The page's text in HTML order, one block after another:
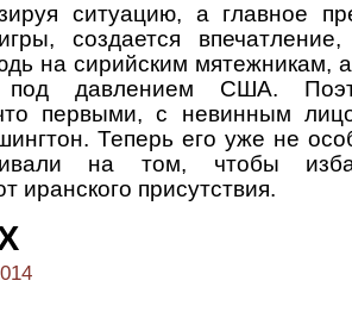
ситуацию, а главное
создается
на сирийским мятежникам,
под давлением США.
что первыми, с невинным
Теперь его уже не
на том, чтобы
иранского присутствия.